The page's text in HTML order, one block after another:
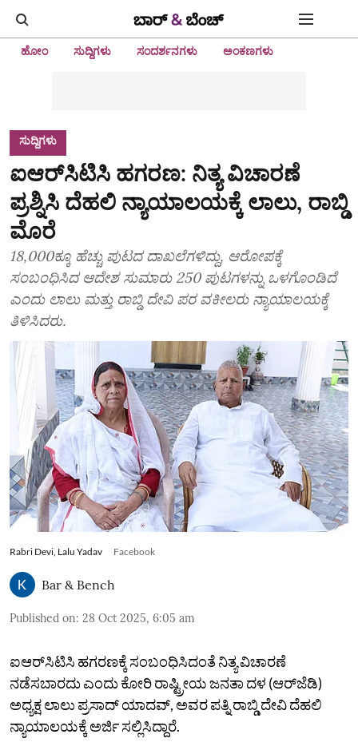
ಹೋಂ ಸುದ್ದಿಗಳು ಸಂದರ್ಶನಗಳು ಅಂಕಣಗಳು
ಸುದ್ದಿಗಳು
ಐಆರ್‌ಸಿಟಿಸಿ ಹಗರಣ: ನಿತ್ಯ ವಿಚಾರಣೆ
ಪ್ರಶ್ನಿಸಿ ದೆಹಲಿ ನ್ಯಾಯಾಲಯಕ್ಕೆ ಲಾಲು, ರಾಬ್ಡಿ
ಮೊರೆ
18,000ಕ್ಕೂ ಹೆಚ್ಚು ಪುಟದ ದಾಖಲೆಗಳಿದ್ದು, ಆರೋಪಕ್ಕೆ
ಸಂಬಂಧಿಸಿದ ಆದೇಶ ಸುಮಾರು 250 ಪುಟಗಳನ್ನು ಒಳಗೊಂಡಿದೆ
ಎಂದು ಲಾಲು ಮತ್ತು ರಾಬ್ಡಿ ದೇವಿ ಪರ ವಕೀಲರು ನ್ಯಾಯಾಲಯಕ್ಕೆ
ತಿಳಿಸಿದರು.
Rabri Devi, Lalu Yadav Facebook
Bar & Bench
Published on: 28 Oct 2025, 6:05 am
ಐಆರ್‌ಸಿಟಿಸಿ ಹಗರಣಕ್ಕೆ ಸಂಬಂಧಿಸಿದಂತೆ ನಿತ್ಯ ವಿಚಾರಣೆ
ನಡೆಸಬಾರದು ಎಂದು ಕೋರಿ ರಾಷ್ಟ್ರೀಯ ಜನತಾ ದಳ (ಆರ್‌ಜೆಡಿ)
ಅಧ್ಯಕ್ಷ ಲಾಲು ಪ್ರಸಾದ್ ಯಾದವ್, ಅವರ ಪತ್ನಿ ರಾಬ್ಡಿ ದೇವಿ ದೆಹಲಿ
ನ್ಯಾಯಾಲಯಕ್ಕೆ ಅರ್ಜಿ ಸಲ್ಲಿಸಿದ್ದಾರೆ.